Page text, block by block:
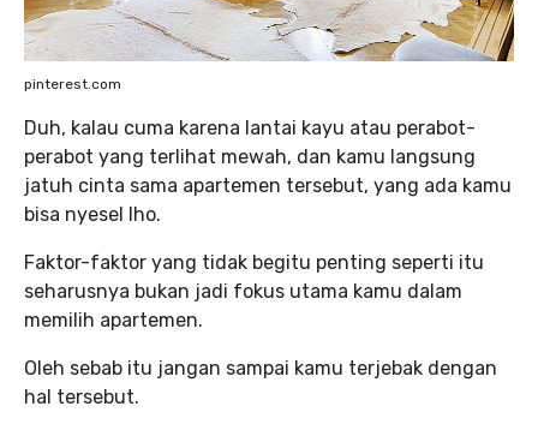
pinterest.com
Duh, kalau cuma karena lantai kayu atau perabot-
perabot yang terlihat mewah, dan kamu langsung
jatuh cinta sama apartemen tersebut, yang ada kamu
bisa nyesel lho.
Faktor-faktor yang tidak begitu penting seperti itu
seharusnya bukan jadi fokus utama kamu dalam
memilih apartemen.
Oleh sebab itu jangan sampai kamu terjebak dengan
hal tersebut.